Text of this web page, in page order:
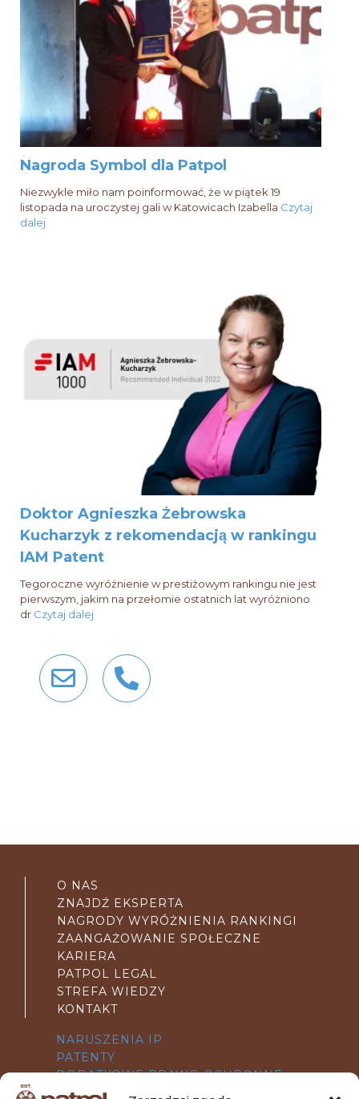
Nagroda Symbol dla Patpol
Niezwykle miło nam poinformować, że w piątek 19
listopada na uroczystej gali w Katowicach Izabella Czytaj
dalej
Doktor Agnieszka Żebrowska
Kucharzyk z rekomendacją w rankingu
IAM Patent
Tegoroczne wyróżnienie w prestiżowym rankingu nie jest
pierwszym, jakim na przełomie ostatnich lat wyróżniono
dr Czytaj dalej
O NAS
ZNAJDŹ EKSPERTA
NAGRODY WYRÓŻNIENIA RANKINGI
ZAANGAŻOWANIE SPOŁECZNE
KARIERA
PATPOL LEGAL
STREFA WIEDZY
KONTAKT
NARUSZENIA IP
PATENTY
DODATKOWE PRAWO OCHRONNE
WZORY UŻYTKOWE